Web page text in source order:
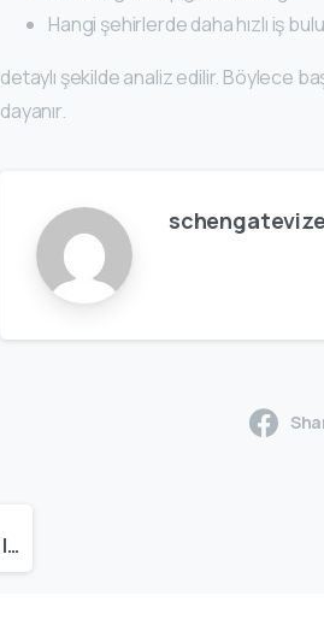
Hangi şehirlerde daha hızlı iş
detaylı şekilde analiz edilir. Böylece
dayanır.
İspanya Resmi Dil | İspanya’da Konuşulan Diller ve Günlük Hayat